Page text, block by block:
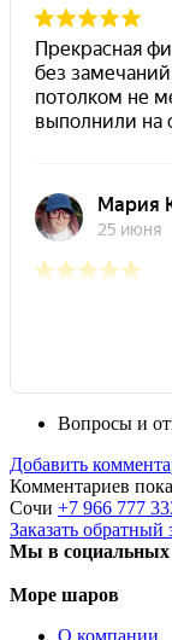
Вопросы и
Добавить
Комментариев
Сочи +7 966 777
Заказать обратный
Мы в социальных
Море шаров
О компании